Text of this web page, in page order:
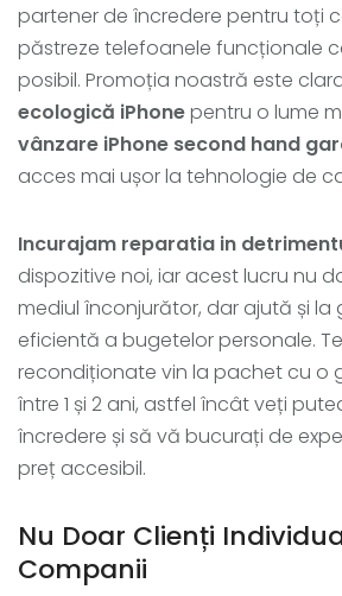
partener de încredere pentru toți
păstreze telefoanele funcționale
posibil. Promoția noastră este
ecologică iPhonepentru o lume
vânzare iPhone second hand
acces mai ușor la tehnologie de
Incurajam reparatia in
dispozitive noi, iar acest lucru nu
mediul înconjurător, dar ajută și la
eficientă a bugetelor personale.
recondiționate vin la pachet cu o
între 1 și 2 ani, astfel încât veți
încredere și să vă bucurați de
preț accesibil.
Nu Doar Clienți
Companii